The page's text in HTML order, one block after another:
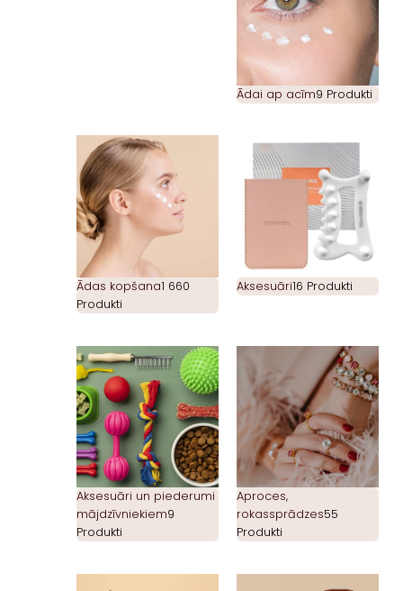
Ādai ap acīm9 Produkti
Ādas kopšana1 660
Produkti
Aksesuāri16 Produkti
Aksesuāri un piederumi
mājdzīvniekiem9
Produkti
Aproces,
rokassprādzes55
Produkti